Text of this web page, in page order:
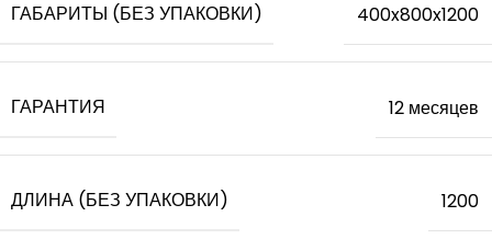
ГАБАРИТЫ (БЕЗ УПАКОВКИ) 400x800x1200
ГАРАНТИЯ 12 месяцев
ДЛИНА (БЕЗ УПАКОВКИ) 1200